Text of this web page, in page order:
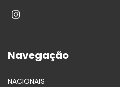
Navegação
NACIONAIS